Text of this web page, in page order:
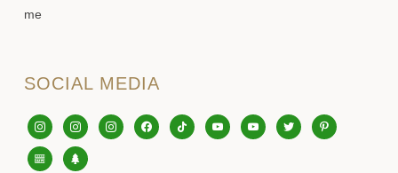
me
SOCIAL MEDIA
instagraminstagraminstagramfacebook
tiktok youtubeyoutubetwitter pinterest
editor- tree